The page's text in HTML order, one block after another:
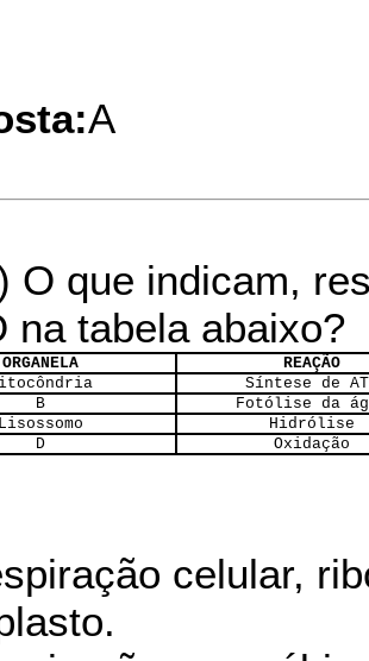
A
O que indicam,
na tabela abaixo?
ORGANELA
REAÇÃO
Síntese de
B
Fotólise da
Lisossomo
Hidrólise
D
Oxidação
celular,